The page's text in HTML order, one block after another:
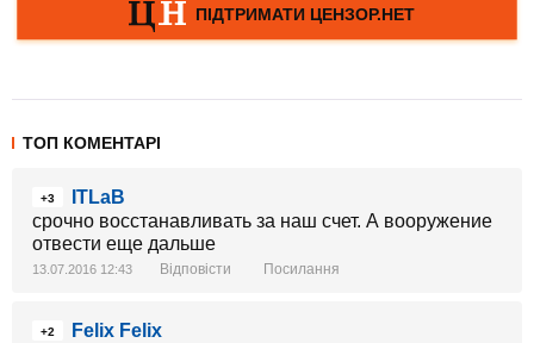
ТОП КОМЕНТАРІ
+3
ITLaB
срочно восстанавливать за наш счет. А вооружение
отвести еще дальше
13.07.2016 12:43 Відповісти Посилання
+2
Felix Felix